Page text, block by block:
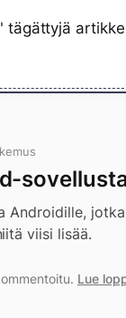
Androidille,
viisi lisää.
Lue